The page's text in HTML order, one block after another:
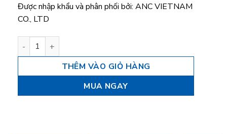
Được nhập khẩu và phân phối bởi: ANC VIETNAM
CO., LTD
Bóng chuyền Molten V5M5000 số lượng
THÊM VÀO GIỎ HÀNG
MUA NGAY